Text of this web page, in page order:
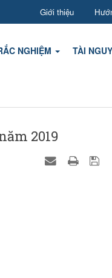
Giới thiệu
NGHIỆM TÀI
2019